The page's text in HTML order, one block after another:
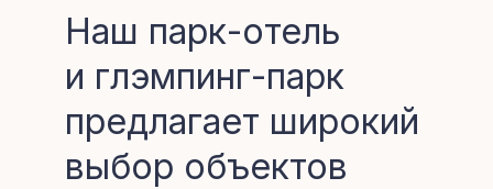
Наш парк-отель
и глэмпинг-парк
предлагает широкий
выбор объектов